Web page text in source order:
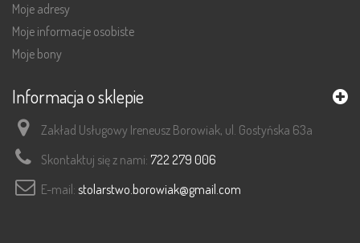
Moje adresy
Moje informacje osobiste
Moje bony
Informacja o sklepie
Zakład Usługowy Ireneusz Borowiak, ul. Gostyńska 63a
Skontaktuj się z nami: 722 279 006
E-mail: stolarstwo.borowiak@gmail.com